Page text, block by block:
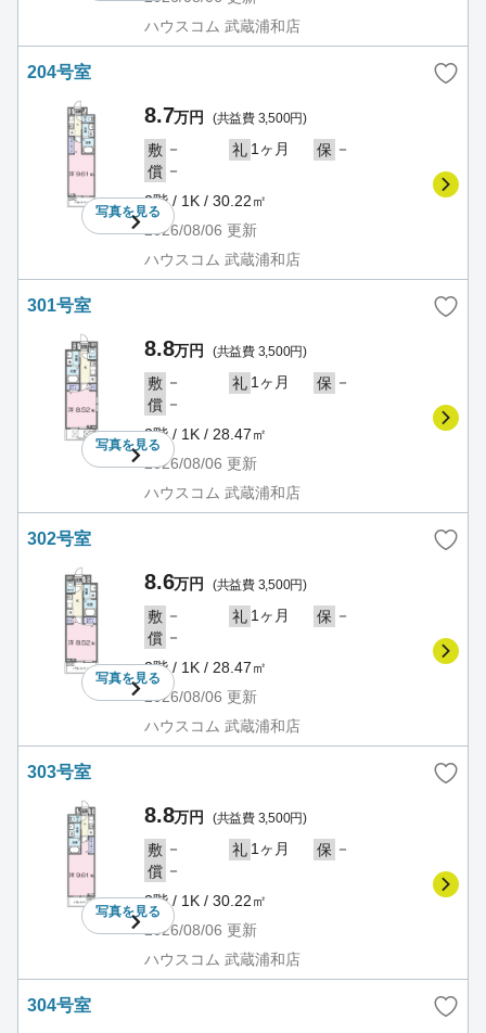
ハウスコム 武蔵浦和店
204号室
写真を見る
8.7万円 (共益費 3,500円)
敷 － 礼 1ヶ月 保 －
償 －
2階 / 1K / 30.22㎡
2026/08/06 更新
ハウスコム 武蔵浦和店
301号室
写真を見る
8.8万円 (共益費 3,500円)
敷 － 礼 1ヶ月 保 －
償 －
3階 / 1K / 28.47㎡
2026/08/06 更新
ハウスコム 武蔵浦和店
302号室
写真を見る
8.6万円 (共益費 3,500円)
敷 － 礼 1ヶ月 保 －
償 －
3階 / 1K / 28.47㎡
2026/08/06 更新
ハウスコム 武蔵浦和店
303号室
写真を見る
8.8万円 (共益費 3,500円)
敷 － 礼 1ヶ月 保 －
償 －
3階 / 1K / 30.22㎡
2026/08/06 更新
ハウスコム 武蔵浦和店
304号室